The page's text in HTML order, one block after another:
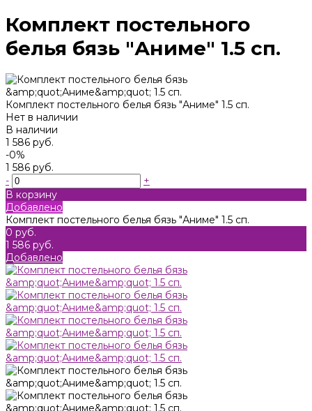
Комплект постельного
белья бязь "Аниме" 1.5 сп.
Комплект постельного белья бязь "Аниме" 1.5 сп.
Нет в наличии
В наличии
1 586 руб.
-0%
1 586 руб.
-
+
В корзину
Добавлено
Комплект постельного белья бязь "Аниме" 1.5 сп.
0 руб.
1 586 руб.
Добавлено